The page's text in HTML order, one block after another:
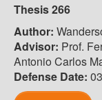
Thesis 266
Author:
Advisor: Prof.
Antonio Carlos
Defense Date: